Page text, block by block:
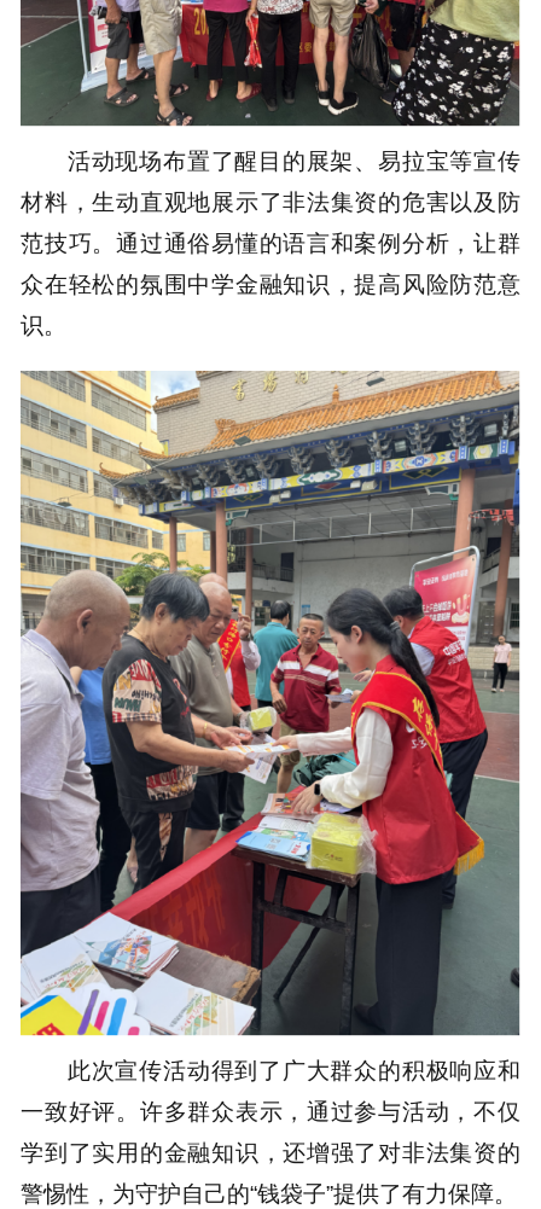
活动现场布置了醒目的展架、易拉宝等宣传
材料，生动直观地展示了非法集资的危害以及防
范技巧。通过通俗易懂的语言和案例分析，让群
众在轻松的氛围中学金融知识，提高风险防范意
识。
此次宣传活动得到了广大群众的积极响应和
一致好评。许多群众表示，通过参与活动，不仅
学到了实用的金融知识，还增强了对非法集资的
警惕性，为守护自己的“钱袋子”提供了有力保障。